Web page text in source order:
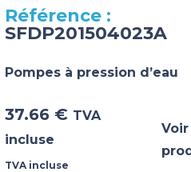
SFDP201504023A
Pompes à pression d’eau
37.66 € TVA
incluse
TVA incluse